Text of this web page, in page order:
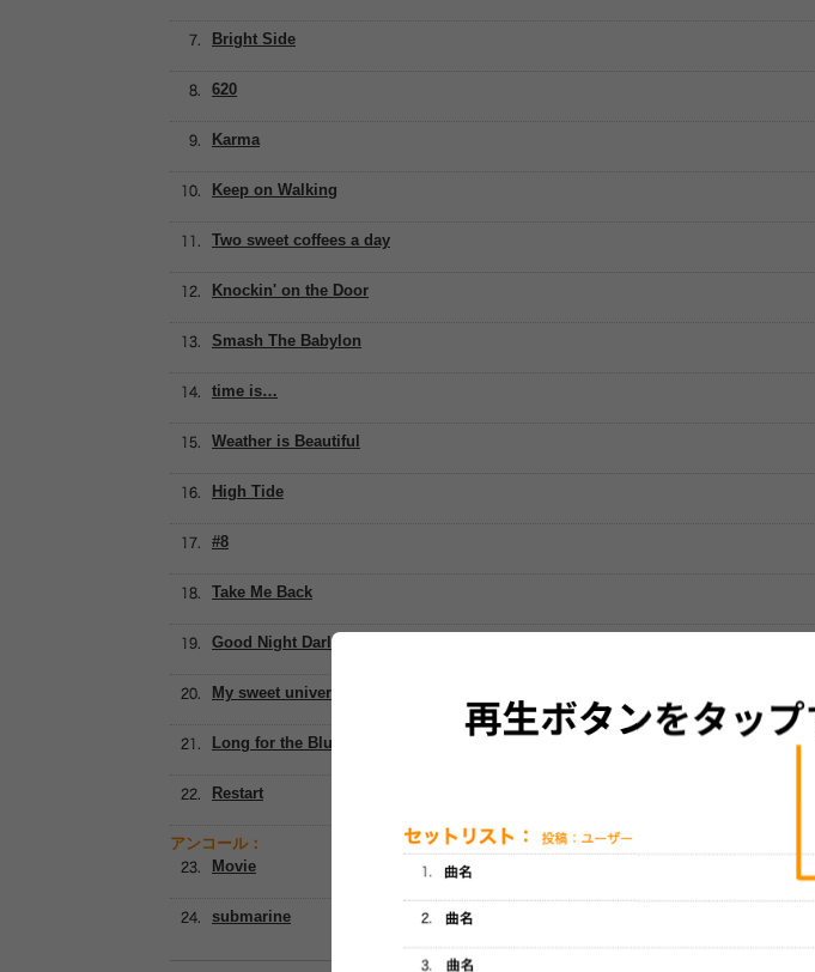
Keep on Walking
620
Bright Side
Karma
Two sweet coffees a day
Knockin' on the Door
Smash The Babylon
time is…
Weather is Beautiful
High Tide
#8
Take Me Back
Good Night Darling
My sweet universe
Long for the Blue moon
Restart
アンコール：
Movie
submarine